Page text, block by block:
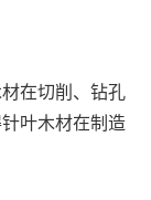
在切削、钻孔
叶木材在制造